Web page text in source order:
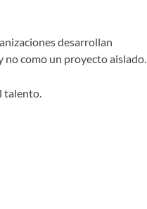
desarrollan
no como un proyecto aislado.
talento.